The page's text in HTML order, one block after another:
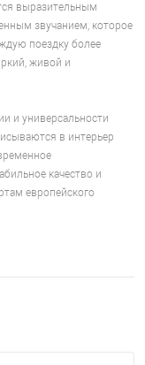
выразительным
звучанием, которое
поездку более
живой и
и универсальности
в интерьер
качество и
европейского